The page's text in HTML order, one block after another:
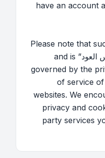
have an account
Please note that
control of “منتديات مجلس العود” and is
governed by the
of service
websites. We
privacy and
party services